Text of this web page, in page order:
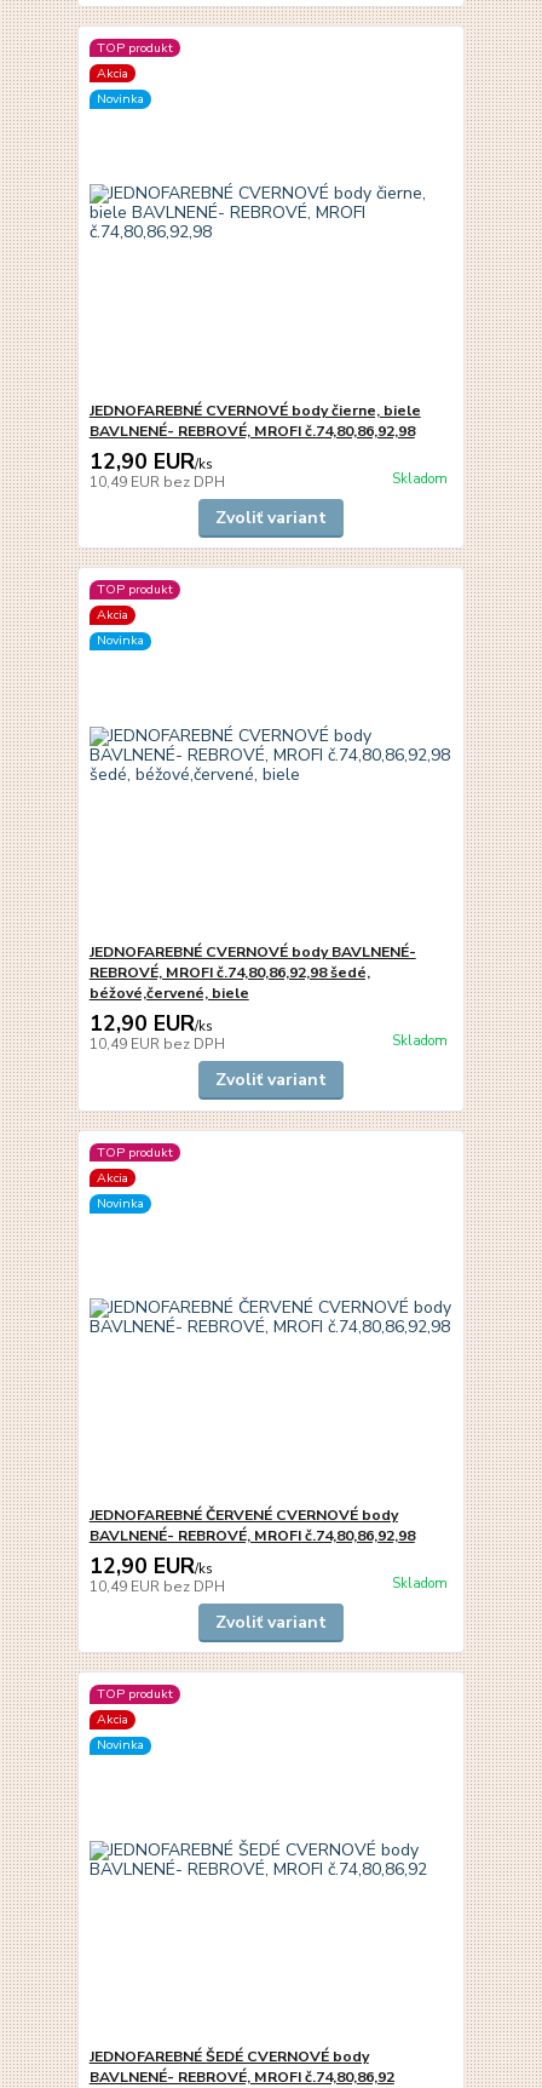
TOP produkt
Akcia
Novinka
JEDNOFAREBNÉ CVERNOVÉ body čierne, biele
BAVLNENÉ- REBROVÉ, MROFI č.74,80,86,92,98
12,90 EUR/ks
10,49 EUR bez DPH Skladom
Zvoliť variant
TOP produkt
Akcia
Novinka
JEDNOFAREBNÉ CVERNOVÉ body BAVLNENÉ-
REBROVÉ, MROFI č.74,80,86,92,98 šedé,
béžové,červené, biele
12,90 EUR/ks
10,49 EUR bez DPH Skladom
Zvoliť variant
TOP produkt
Akcia
Novinka
JEDNOFAREBNÉ ČERVENÉ CVERNOVÉ body
BAVLNENÉ- REBROVÉ, MROFI č.74,80,86,92,98
12,90 EUR/ks
10,49 EUR bez DPH Skladom
Zvoliť variant
TOP produkt
Akcia
Novinka
JEDNOFAREBNÉ ŠEDÉ CVERNOVÉ body
BAVLNENÉ- REBROVÉ, MROFI č.74,80,86,92